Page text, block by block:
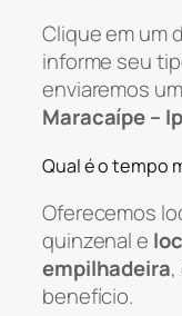
Clique em um
informe seu
enviaremos
Maracaípe –
Qual é o tempo
Oferecemos
quinzenal e
empilhadeira
benefício.